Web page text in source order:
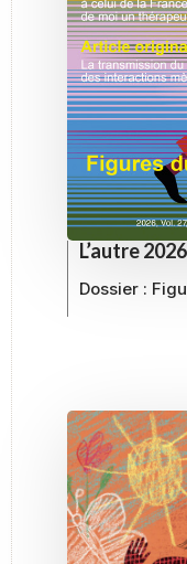
L’autre
Dossier :